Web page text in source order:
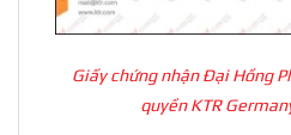
Giấy chứng nhận Đại Hồng
quyền KTR